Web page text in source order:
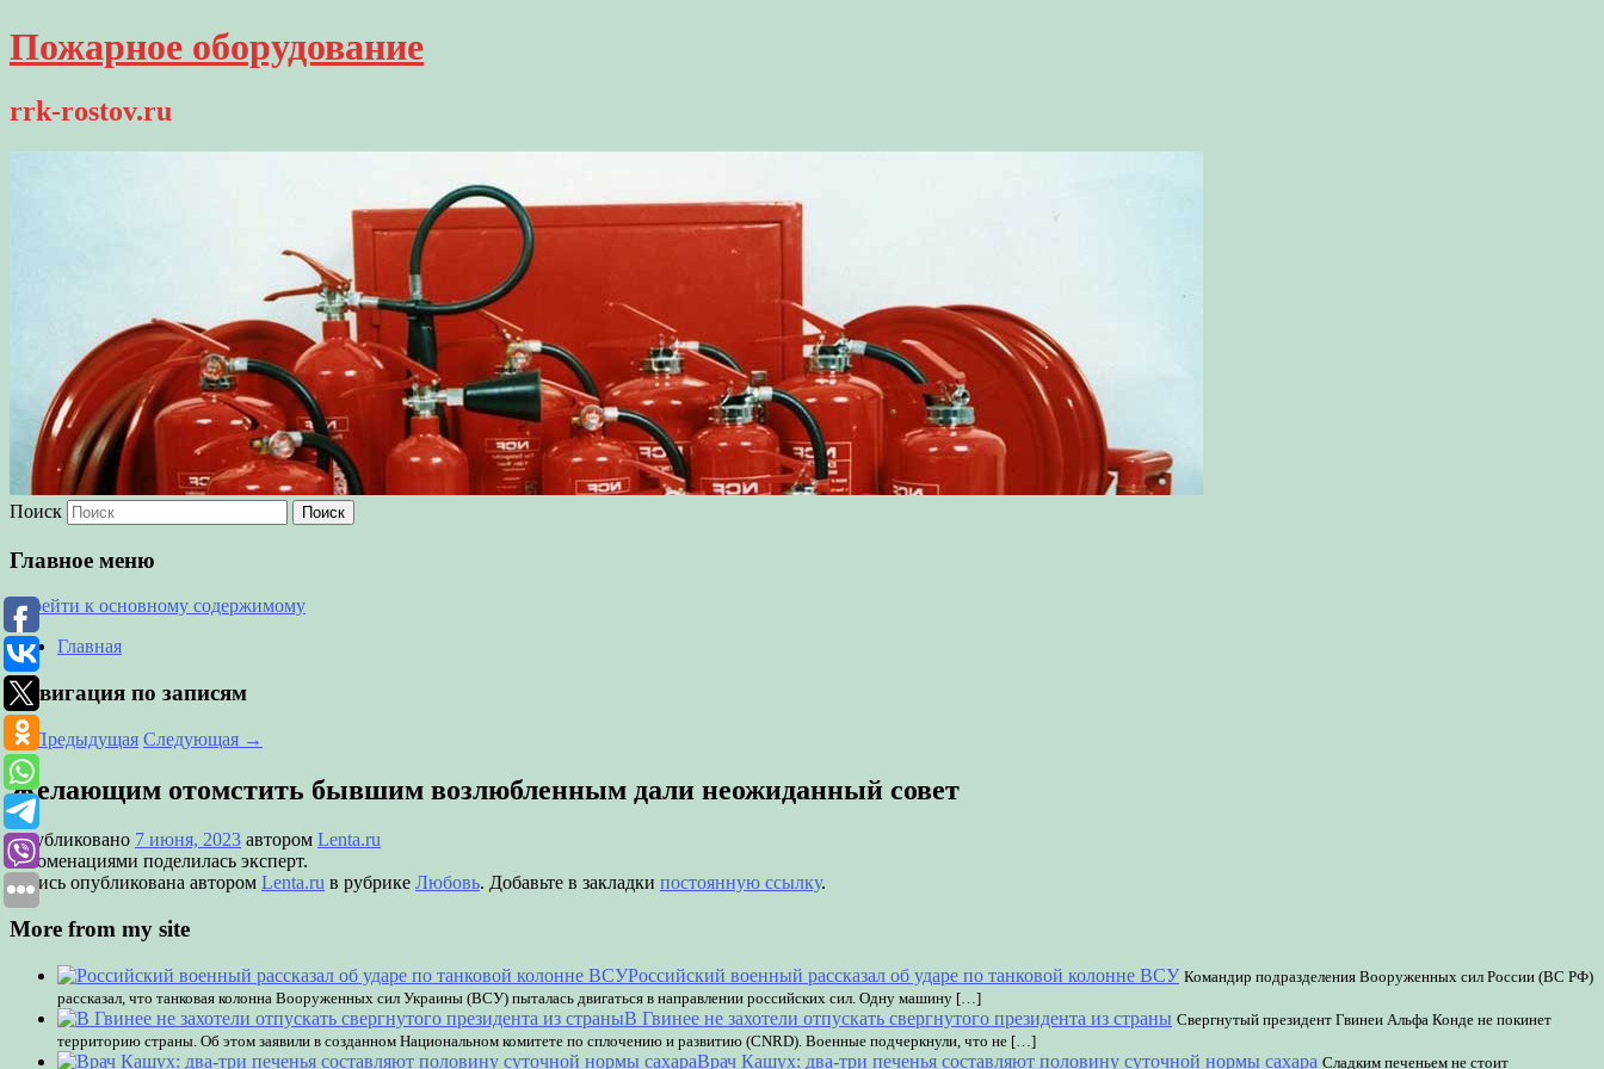
Пожарное оборудование
rrk-rostov.ru
Поиск
Главное меню
Перейти к основному содержимому
Главная
Навигация по записям
←Предыдущая Следующая →
Желающим отомстить бывшим возлюбленным дали неожиданный совет
Опубликовано 7 июня, 2023 автором Lenta.ru
Рекоменациями поделилась эксперт.
Запись опубликована автором Lenta.ru в рубрике Любовь. Добавьте в закладки постоянную ссылку.
More from my site
Российский военный рассказал об ударе по танковой колонне ВСУ Командир подразделения Вооруженных сил России (ВС РФ)
рассказал, что танковая колонна Вооруженных сил Украины (ВСУ) пыталась двигаться в направлении российских сил. Одну машину […]
В Гвинее не захотели отпускать свергнутого президента из страны Свергнутый президент Гвинеи Альфа Конде не покинет
территорию страны. Об этом заявили в созданном Национальном комитете по сплочению и развитию (CNRD). Военные подчеркнули, что не […]
Врач Кашух: два-три печенья составляют половину суточной нормы сахара Сладким печеньем не стоит